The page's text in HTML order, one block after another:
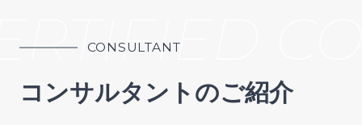
CONSULTANT
コンサルタントのご紹介